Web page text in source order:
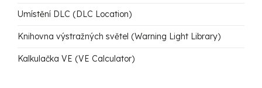
Umístění DLC (DLC Location)
Knihovna výstražných světel (Warning Light Library)
Kalkulačka VE (VE Calculator)